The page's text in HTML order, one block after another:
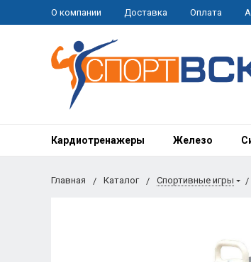
О компании Доставка Оплата
Кардиотренажеры Железо
Главная Каталог Спортивные игры